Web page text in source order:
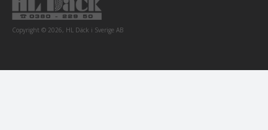
Copyright © 2026, HL Däck i Sverige AB